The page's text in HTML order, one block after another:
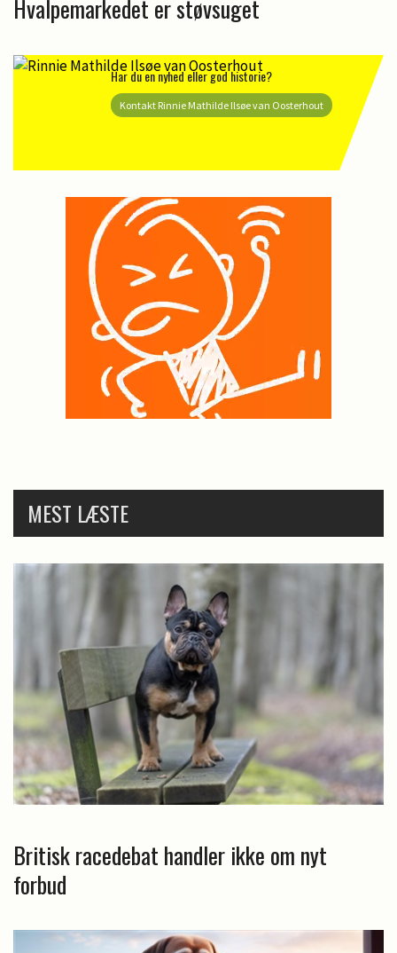
Hvalpemarkedet er støvsuget
Har du en nyhed eller god historie?
Kontakt Rinnie Mathilde Ilsøe van Oosterhout
MEST LÆSTE
Britisk racedebat handler ikke om nyt
forbud